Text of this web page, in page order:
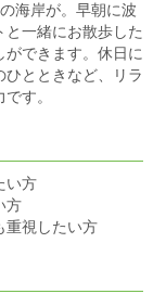
海岸が。早朝に波
一緒にお散歩した
ができます。休日に
とときなど、リラ
す。
い方
方
重視したい方